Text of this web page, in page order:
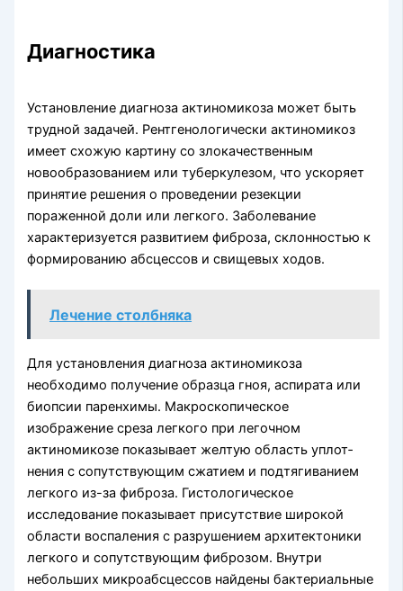
Диагностика
Установление диагноза актиномикоза может быть
трудной задачей. Рент­генологически актиномикоз
имеет схожую картину со злокачественным
новообра­зованием или туберкулезом, что ускоряет
принятие решения о проведении резекции
пораженной доли или легкого. Заболевание
характери­зуется развитием фиброза, склонностью к
формированию абсцессов и свищевых ходов.
Лечение столбняка
Для установления диагноза актиномикоза
необходимо получение образца гноя, аспирата или
биопсии паренхимы. Макроскопическое
изображение среза легкого при легочном
актиномикозе показывает желтую область уплот­
нения с сопутствующим сжатием и подтягиванием
легкого из-за фиброза. Гисто­логическое
исследование показывает присутствие широкой
области воспаления с разрушением архитектоники
легкого и сопутствующим фиброзом. Внутри
небольших микроабсцессов найдены бактериальные